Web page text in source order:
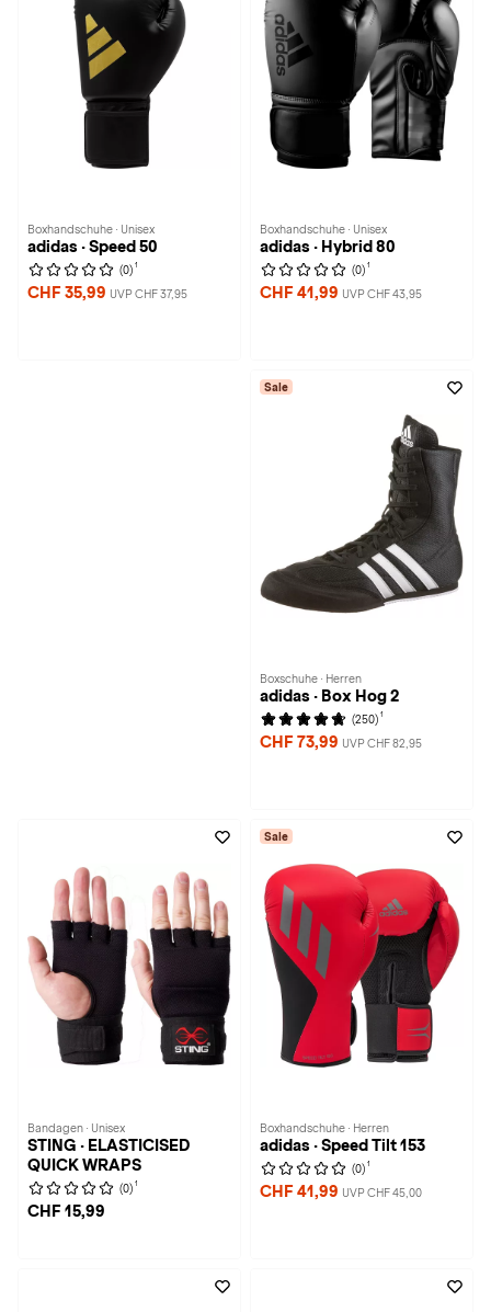
Boxhandschuhe · Unisex
adidas · Speed 50
(0) 1
CHF 35,99 UVP CHF 37,95
Boxhandschuhe · Unisex
adidas · Hybrid 80
(0) 1
CHF 41,99 UVP CHF 43,95
Sale
Boxschuhe · Herren
adidas · Box Hog 2
(250) 1
CHF 73,99 UVP CHF 82,95
Bandagen · Unisex
STING · ELASTICISED
QUICK WRAPS
(0) 1
CHF 15,99
Sale
Boxhandschuhe · Herren
adidas · Speed Tilt 153
(0) 1
CHF 41,99 UVP CHF 45,00